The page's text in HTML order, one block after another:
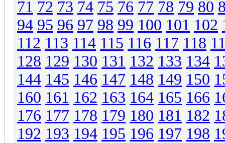
71 72 73 74 75 76 77 78 79 80
94 95 96 97 98 99 100 101 102
112 113 114 115 116 117 118
128 129 130 131 132 133 134
144 145 146 147 148 149 150
160 161 162 163 164 165 166
176 177 178 179 180 181 182
192 193 194 195 196 197 198